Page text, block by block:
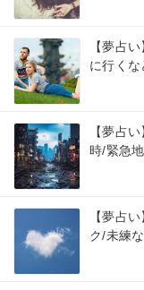
【夢占
に行くな
【夢占
時/緊急
【夢占
ク/未練